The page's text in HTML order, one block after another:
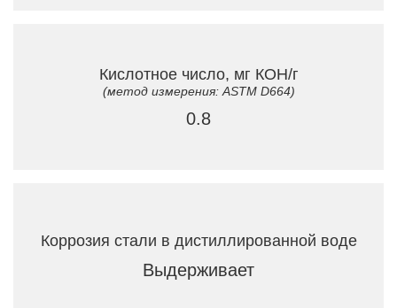
Кислотное число, мг КОН/г
(метод измерения: ASTM D664)
0.8
Коррозия стали в дистиллированной воде
Выдерживает